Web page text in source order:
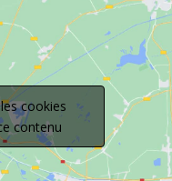
cookies
contenu